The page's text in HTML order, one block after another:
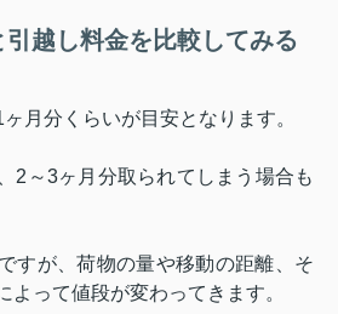
越し料金を比較してみる
ヶ月分くらいが目安となります。
2 ～3ヶ月分取られてしまう場合も
すが、荷物の量や移動の距離、そ
よって値段が変わってきます。